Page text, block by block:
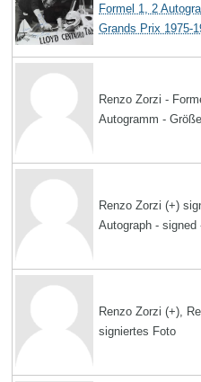
Formel 1, 2
Grands Prix 1975-
Renzo Zorzi -
Autogramm -
Renzo Zorzi (+)
Autograph - signed
Renzo Zorzi (+),
signiertes Foto